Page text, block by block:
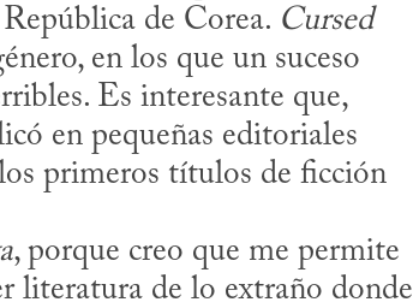
de Corea. Cursed
en los que un suceso
Es interesante que,
en pequeñas editoriales
primeros títulos de ficción
, porque creo que me permite
literatura de lo extraño donde